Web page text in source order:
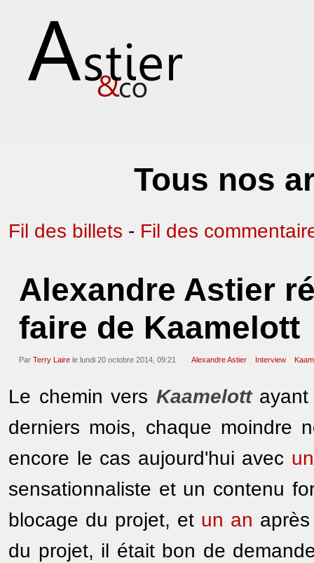
Tous nos
Fil des billets - Fil des
Alexandre Astier
faire de Kaamelott
Par Terry Laire le lundi 20 octobre 2014, 09:21 Alexandre Astier Interview
Le chemin vers Kaamelottayant
derniers mois, chaque moindre
encore le cas aujourd'hui avec
sensationnaliste et un contenu
blocage du projet, et un an
du projet, il était bon de